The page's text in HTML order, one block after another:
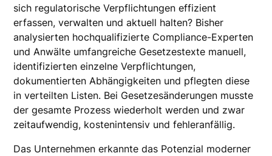
sich regulatorische Verpflichtungen effizient
erfassen, verwalten und aktuell halten? Bisher
analysierten hochqualifizierte Compliance-Experten
und Anwälte umfangreiche Gesetzestexte manuell,
identifizierten einzelne Verpflichtungen,
dokumentierten Abhängigkeiten und pflegten diese
in verteilten Listen. Bei Gesetzesänderungen musste
der gesamte Prozess wiederholt werden und zwar
zeitaufwendig, kostenintensiv und fehleranfällig.
Das Unternehmen erkannte das Potenzial moderner